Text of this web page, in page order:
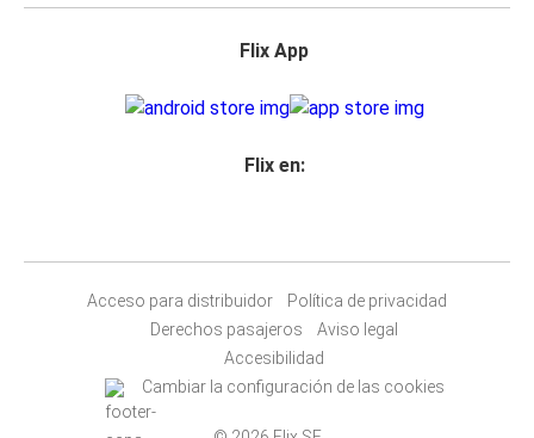
Flix App
Flix en:
Acceso para distribuidor
Política de privacidad
Derechos pasajeros
Aviso legal
Accesibilidad
Cambiar la configuración de las cookies